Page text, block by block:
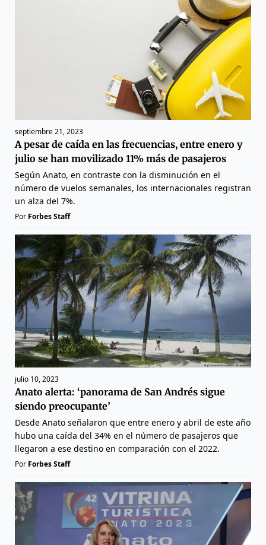
septiembre 21, 2023
A pesar de caída en las frecuencias, entre enero y
julio se han movilizado 11% más de pasajeros
Según Anato, en contraste con la disminución en el
número de vuelos semanales, los internacionales registran
un alza del 7%.
Por Forbes Staff
julio 10, 2023
Anato alerta: ‘panorama de San Andrés sigue
siendo preocupante’
Desde Anato señalaron que entre enero y abril de este año
hubo una caída del 34% en el número de pasajeros que
llegaron a ese destino en comparación con el 2022.
Por Forbes Staff